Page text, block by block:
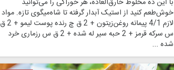
با این ده مخلوط خارق‌العاده، هر خوراکی را می‌توانید
خوش‌طعم کنید از استیک آبدار گرفته تا شاه‌میگوی تازه. مواد
لازم 4/1 پیمانه روغن‌زیتون + 2 ق چ رنده پوست لیمو + 2 ق
س سرکه قرمز + 2 حبه سیر له شده + 2 ق س رزماری خرد
شده ...